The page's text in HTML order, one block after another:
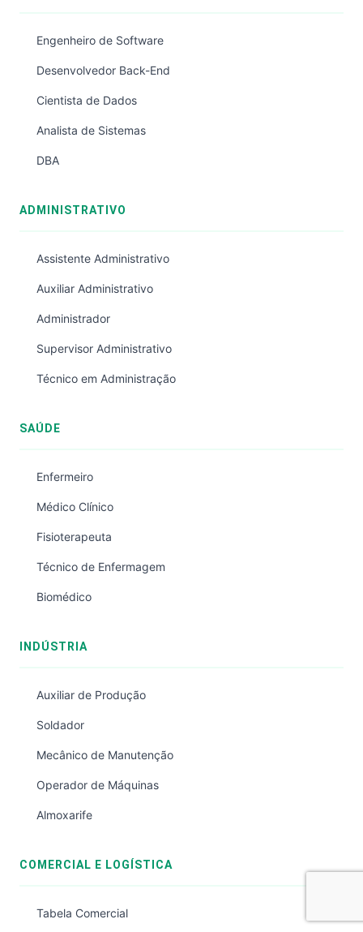
Engenheiro de Software
Desenvolvedor Back-End
Cientista de Dados
Analista de Sistemas
DBA
ADMINISTRATIVO
Assistente Administrativo
Auxiliar Administrativo
Administrador
Supervisor Administrativo
Técnico em Administração
SAÚDE
Enfermeiro
Médico Clínico
Fisioterapeuta
Técnico de Enfermagem
Biomédico
INDÚSTRIA
Auxiliar de Produção
Soldador
Mecânico de Manutenção
Operador de Máquinas
Almoxarife
COMERCIAL E LOGÍSTICA
Tabela Comercial